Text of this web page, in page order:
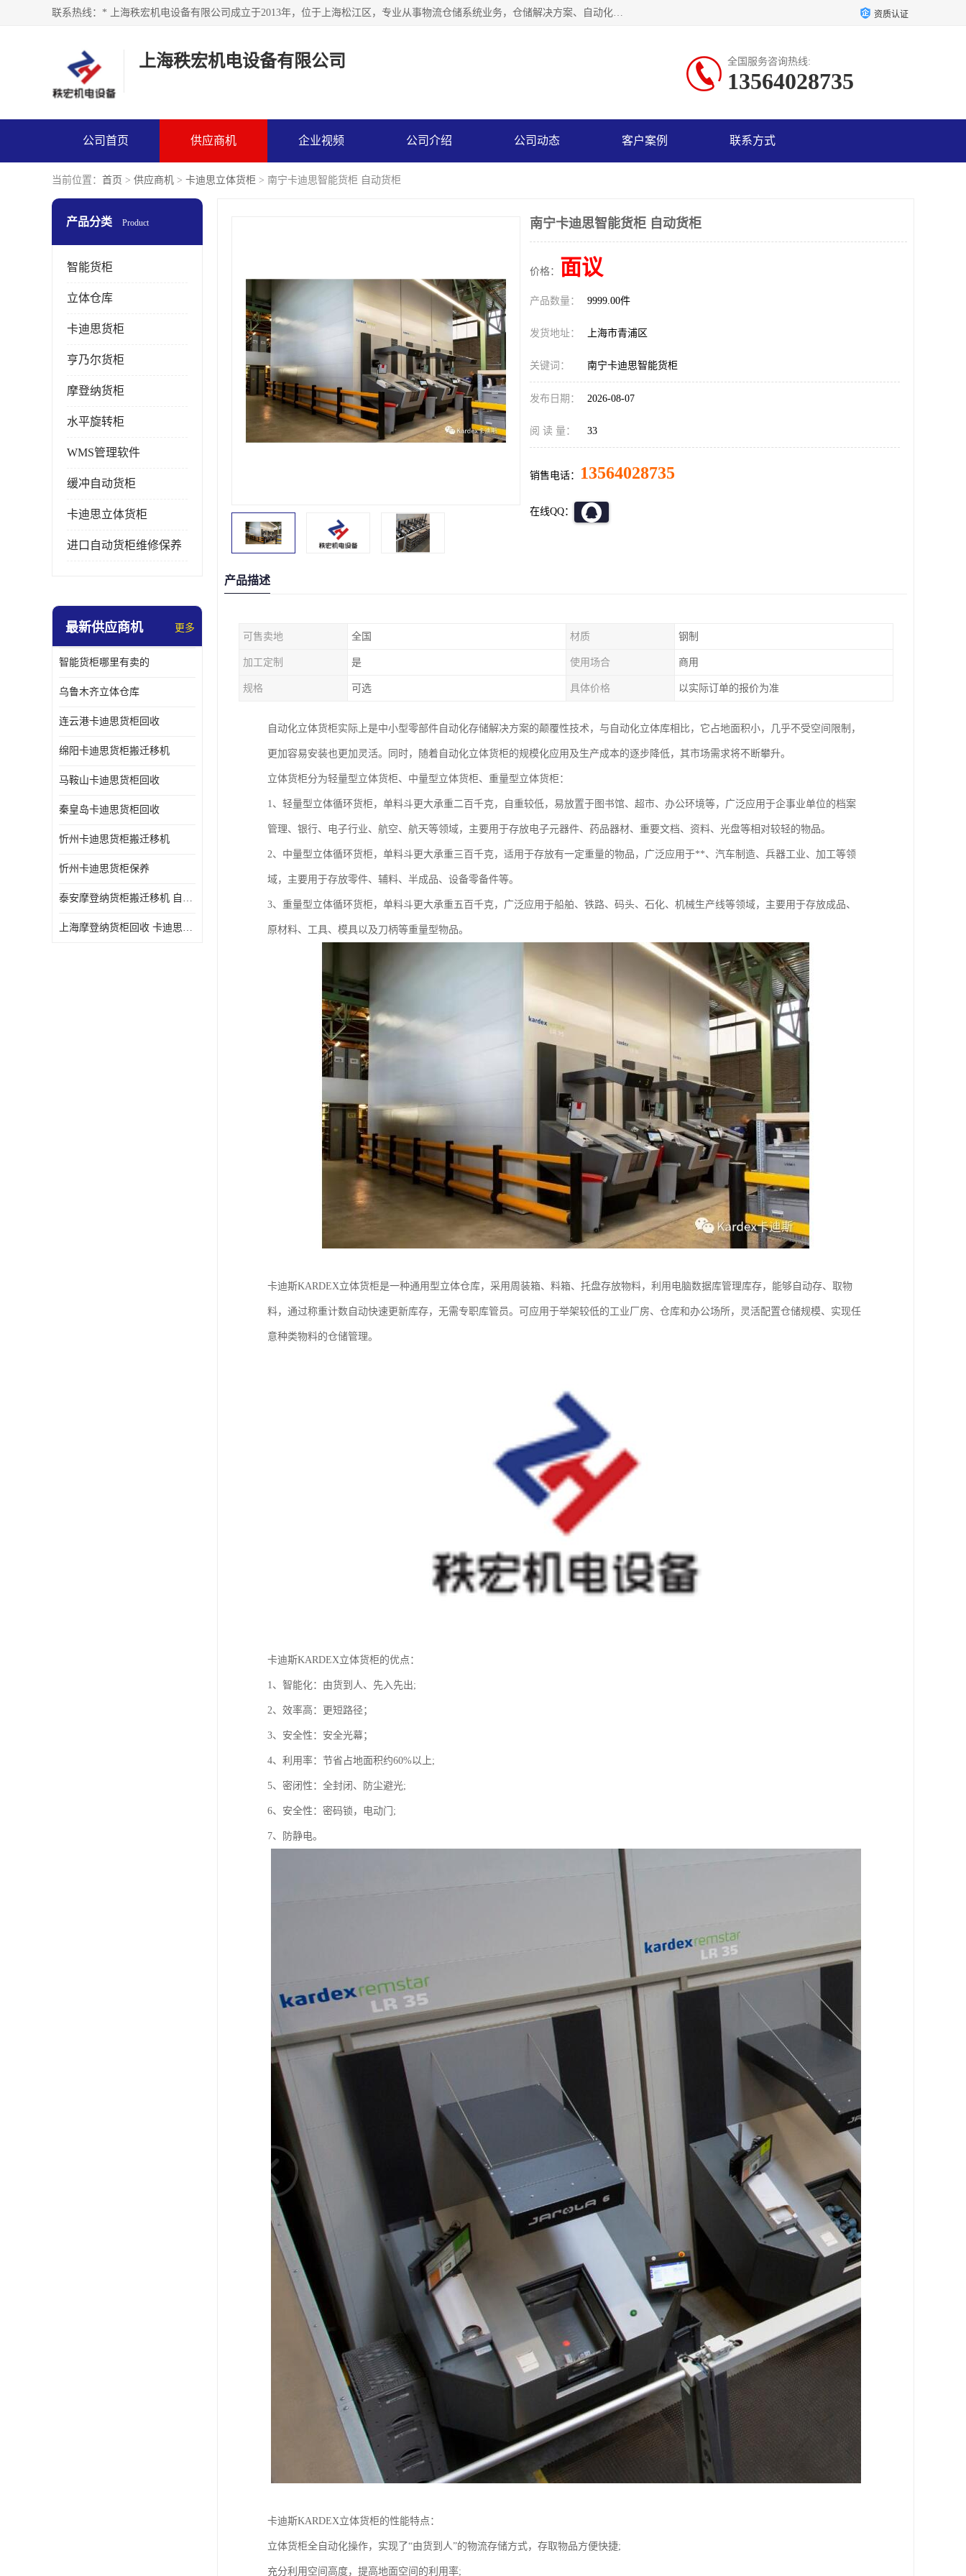
联系热线：* 上海秩宏机电设备有限公司成立于2013年，位于上海松江区，专业从事物流仓储系统业务，仓储解决方案、自动化仓储设备、自动货柜、立体货柜等。 资质认证
上海秩宏机电设备有限公司 全国服务咨询热线:
13564028735
公司首页 供应商机 企业视频 公司介绍 公司动态 客户案例 联系方式
当前位置： 首页 > 供应商机 > 卡迪思立体货柜 > 南宁卡迪思智能货柜 自动货柜
产品分类 Product
智能货柜
立体仓库
卡迪思货柜
亨乃尔货柜
摩登纳货柜
水平旋转柜
WMS管理软件
缓冲自动货柜
卡迪思立体货柜
进口自动货柜维修保养
最新供应商机 更多
智能货柜哪里有卖的
乌鲁木齐立体仓库
连云港卡迪思货柜回收
绵阳卡迪思货柜搬迁移机
马鞍山卡迪思货柜回收
秦皇岛卡迪思货柜回收
忻州卡迪思货柜搬迁移机
忻州卡迪思货柜保养
泰安摩登纳货柜搬迁移机 自动立体仓储货柜回收
上海摩登纳货柜回收 卡迪思货柜回收
南宁卡迪思智能货柜 自动货柜
价格： 面议
产品数量： 9999.00件
发货地址： 上海市青浦区
关键词： 南宁卡迪思智能货柜
发布日期： 2026-08-07
阅 读 量： 33
销售电话： 13564028735
在线QQ：
产品描述
可售卖地 全国 材质 钢制
加工定制 是 使用场合 商用
规格 可选 具体价格 以实际订单的报价为准
自动化立体货柜实际上是中小型零部件自动化存储解决方案的颠覆性技术，与自动化立体库相比，它占地面积小，几乎不受空间限制，
更加容易安装也更加灵活。同时，随着自动化立体货柜的规模化应用及生产成本的逐步降低，其市场需求将不断攀升。
立体货柜分为轻量型立体货柜、中量型立体货柜、重量型立体货柜：
1、轻量型立体循环货柜，单料斗更大承重二百千克，自重较低，易放置于图书馆、超市、办公环境等，广泛应用于企事业单位的档案
管理、银行、电子行业、航空、航天等领域，主要用于存放电子元器件、药品器材、重要文档、资料、光盘等相对较轻的物品。
2、中量型立体循环货柜，单料斗更大承重三百千克，适用于存放有一定重量的物品，广泛应用于**、汽车制造、兵器工业、加工等领
域，主要用于存放零件、辅料、半成品、设备零备件等。
3、重量型立体循环货柜，单料斗更大承重五百千克，广泛应用于船舶、铁路、码头、石化、机械生产线等领域，主要用于存放成品、
原材料、工具、模具以及刀柄等重量型物品。
卡迪斯KARDEX立体货柜是一种通用型立体仓库，采用周装箱、料箱、托盘存放物料，利用电脑数据库管理库存，能够自动存、取物
料，通过称重计数自动快速更新库存，无需专职库管员。可应用于举架较低的工业厂房、仓库和办公场所，灵活配置仓储规模、实现任
意种类物料的仓储管理。
卡迪斯KARDEX立体货柜的优点：
1、智能化：由货到人、先入先出;
2、效率高：更短路径；
3、安全性：安全光幕；
4、利用率：节省占地面积约60%以上;
5、密闭性：全封闭、防尘避光;
6、安全性：密码锁，电动门;
7、防静电。
卡迪斯KARDEX立体货柜的性能特点：
立体货柜全自动化操作，实现了“由货到人”的物流存储方式，存取物品方便快捷;
充分利用空间高度，提高地面空间的利用率;